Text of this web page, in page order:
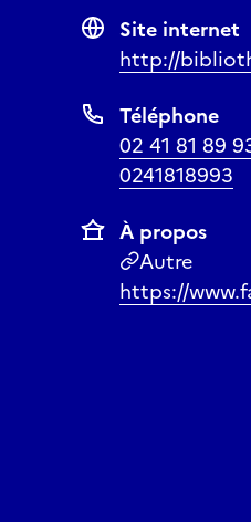
Site internet
http://
Téléphone
02 41 81 89
0241818993
À propos
Autre
https://